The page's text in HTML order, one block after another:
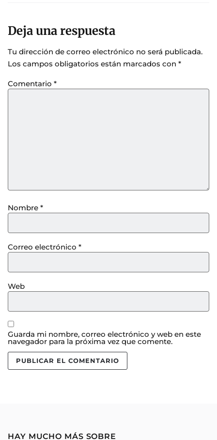
Deja una respuesta
Tu dirección de correo electrónico no será publicada.
Los campos obligatorios están marcados con *
Comentario *
Nombre *
Correo electrónico *
Web
Guarda mi nombre, correo electrónico y web en este
navegador para la próxima vez que comente.
HAY MUCHO MÁS SOBRE